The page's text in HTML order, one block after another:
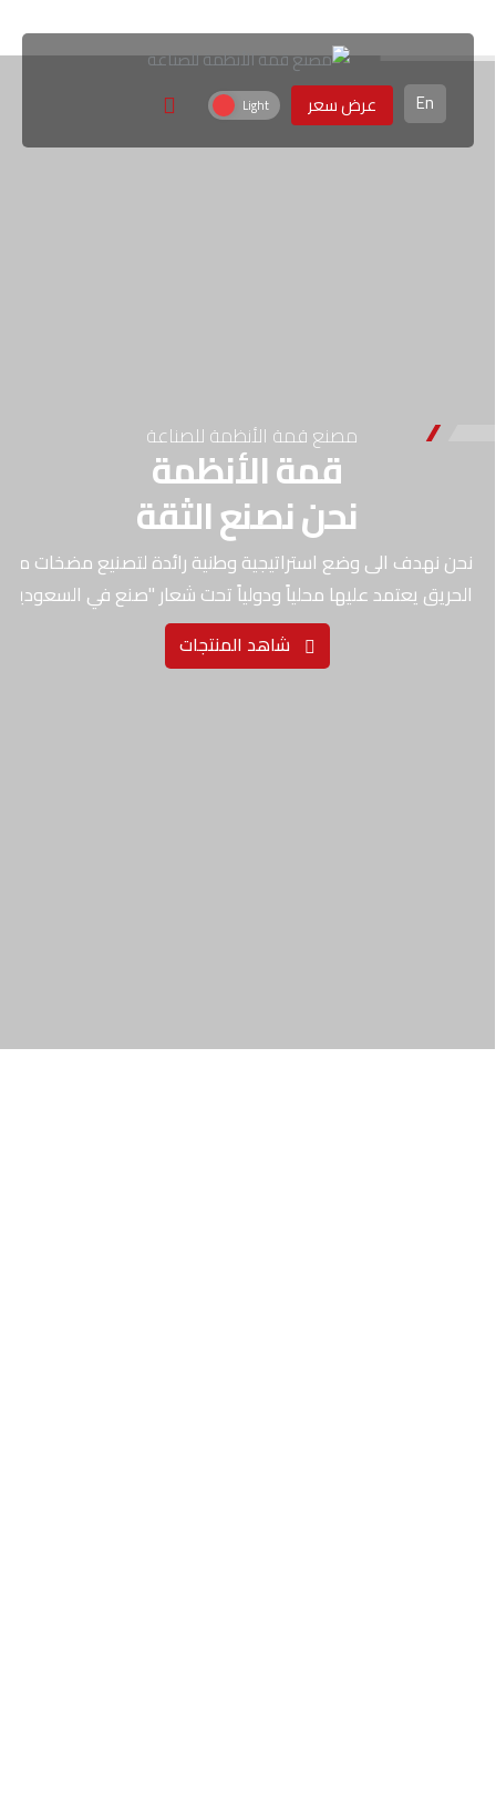
En عرض سعر
قمة الأنظمة
نحن نصنع الثقة
مصنع قمة الأنظمة للصناعة
نحن نهدف الى وضع استراتيجية وطنية رائدة لتصنيع مضخات
الحريق يعتمد عليها محلياً ودولياً تحت شعار "صنع في السعودية".
شاهد المنتجات